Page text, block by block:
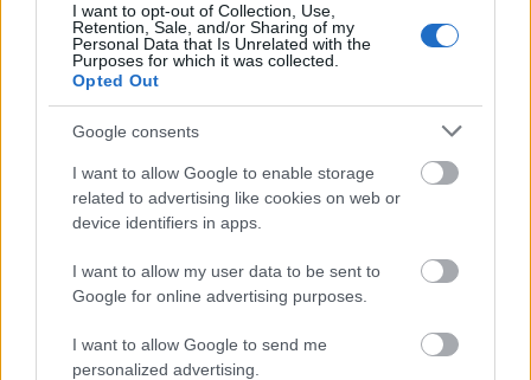
I want to opt-out of Collection, Use,
Retention, Sale, and/or Sharing of my
Personal Data that Is Unrelated with the
Purposes for which it was collected.
Opted Out
Google consents
I want to allow Google to enable storage
related to advertising like cookies on web or
device identifiers in apps.
I want to allow my user data to be sent to
Google for online advertising purposes.
I want to allow Google to send me
personalized advertising.
30 év után visszatért Budapestre az
egykori NDK-s menekült TV-sztár
+++ Szigorúan bizalmas +++Immáron 30 éve, hogy a
vasfüggöny első tégláját kiverte Magyarország az